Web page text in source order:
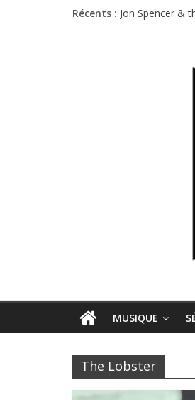
Récents : Jon Spencer &
Charlie Puth à
MUSIQUE
The Lobster